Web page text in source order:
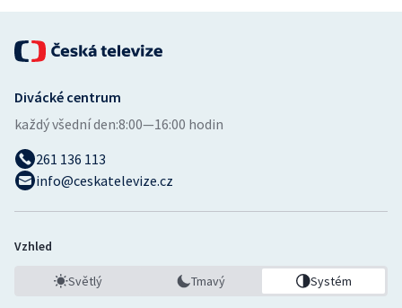
Divácké centrum
každý všední den:8:00—16:00 hodin
261 136 113
info@ceskatelevize.cz
Vzhled
Světlý Tmavý Systém